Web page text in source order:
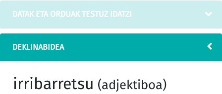
DATAK ETA ORDUAK TESTUZ IDATZI
DEKLINABIDEA
irribarretsu (adjektiboa)